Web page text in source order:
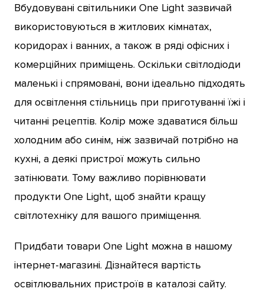
Вбудовувані світильники One Light зазвичай
використовуються в житлових кімнатах,
коридорах і ванних, а також в ряді офісних і
комерційних приміщень. Оскільки світлодіоди
маленькі і спрямовані, вони ідеально підходять
для освітлення стільниць при приготуванні їжі і
читанні рецептів. Колір може здаватися більш
холодним або синім, ніж зазвичай потрібно на
кухні, а деякі пристрої можуть сильно
затінювати. Тому важливо порівнювати
продукти One Light, щоб знайти кращу
світлотехніку для вашого приміщення.
Придбати товари One Light можна в нашому
інтернет-магазині. Дізнайтеся вартість
освітлювальних пристроїв в каталозі сайту.